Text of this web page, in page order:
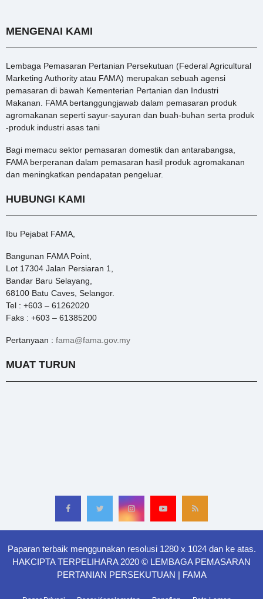
MENGENAI KAMI
Lembaga Pemasaran Pertanian Persekutuan (Federal Agricultural
Marketing Authority atau FAMA) merupakan sebuah agensi
pemasaran di bawah Kementerian Pertanian dan Industri
Makanan. FAMA bertanggungjawab dalam pemasaran produk
agromakanan seperti sayur-sayuran dan buah-buhan serta produk
-produk industri asas tani
Bagi memacu sektor pemasaran domestik dan antarabangsa,
FAMA berperanan dalam pemasaran hasil produk agromakanan
dan meningkatkan pendapatan pengeluar.
HUBUNGI KAMI
Ibu Pejabat FAMA,
Bangunan FAMA Point,
Lot 17304 Jalan Persiaran 1,
Bandar Baru Selayang,
68100 Batu Caves, Selangor.
Tel : +603 – 61262020
Faks : +603 – 61385200
Pertanyaan : fama@fama.gov.my
MUAT TURUN
Paparan terbaik menggunakan resolusi 1280 x 1024 dan ke atas.
HAKCIPTA TERPELIHARA 2020 © LEMBAGA PEMASARAN
PERTANIAN PERSEKUTUAN | FAMA